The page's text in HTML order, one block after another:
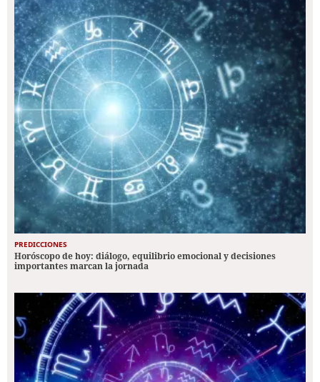
PREDICCIONES
Horóscopo de hoy: diálogo, equilibrio emocional y decisiones
importantes marcan la jornada